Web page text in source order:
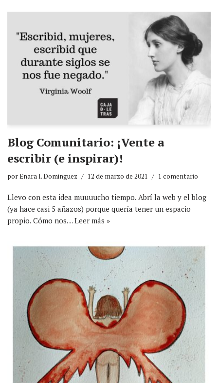
Blog Comunitario: ¡Vente a
escribir (e inspirar)!
porEnara I. Dominguez 12 de marzo de 2021 1 comentario
Llevo con esta idea muuuucho tiempo. Abrí la web y el blog
(ya hace casi 5 añazos) porque quería tener un espacio
propio. Cómo nos…Leer más »